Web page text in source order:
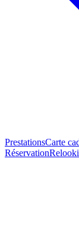
PrestationsCarte
Réservation